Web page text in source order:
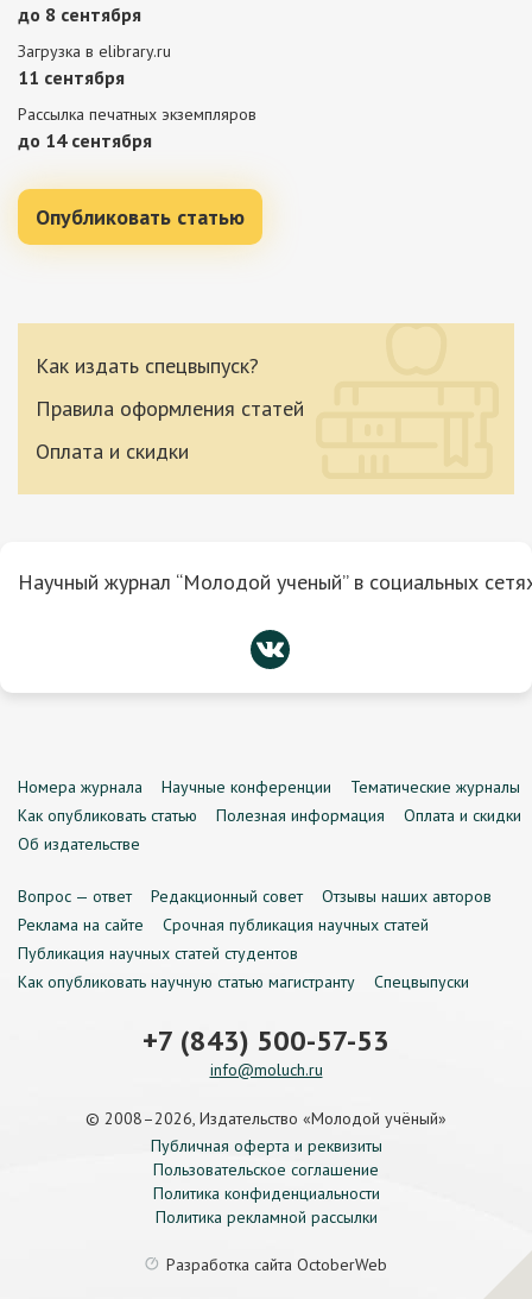
до 8 сентября
Загрузка в elibrary.ru
11 сентября
Рассылка печатных экземпляров
до 14 сентября
Опубликовать статью
Как издать спецвыпуск?
Правила оформления статей
Оплата и скидки
Научный журнал “Молодой ученый” в социальных
Номера журнала Научные конференции
Тематические журналы
Как опубликовать статью
Полезная информация
Оплата и скидки
Об издательстве
Вопрос — ответ Редакционный совет
Отзывы наших авторов
Реклама на сайте
Срочная публикация научных статей
Публикация научных статей студентов
Как опубликовать научную статью магистранту
Спецвыпуски
+7 (843) 500-57-53
info@moluch.ru
© 2008–2026, Издательство «Молодой учёный»
Публичная оферта и реквизиты
Пользовательское соглашение
Политика конфиденциальности
Политика рекламной рассылки
Разработка сайта OctoberWeb